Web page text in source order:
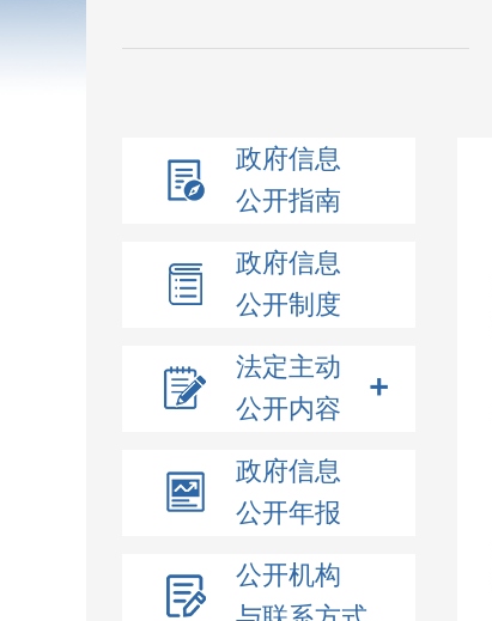
政府信息
公开指南
政府信息
公开制度
法定主动
公开内容
政府信息
公开年报
公开机构